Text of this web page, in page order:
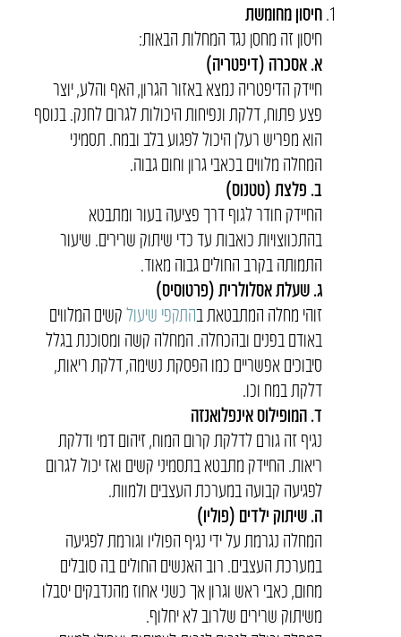
חיסון מחומשת
חיסון זה מחסן נגד המחלות הבאות:
א. אסכרה (דיפטריה)
חיידק הדיפטריה נמצא באזור הגרון, האף והלע, יוצר
פצע פתוח, דלקת ונפיחות היכולות לגרום לחנק. בנוסף
הוא מפריש רעלן היכול לפגוע בלב ובמח. תסמיני
המחלה מלווים בכאבי גרון וחום גבוה.
ב. פלצת (טטנוס)
החיידק חודר לגוף דרך פציעה בעור ומתבטא
בהתכווצויות כואבות עד כדי שיתוק שרירים. שיעור
התמותה בקרב החולים גבוה מאוד.
ג. שעלת אסלולרית (פרטוסיס)
זוהי מחלה המתבטאת בהתקפי שיעולקשים המלווים
באודם בפנים ובהכחלה. המחלה קשה ומסוכנת בגלל
סיבוכים אפשריים כמו הפסקת נשימה, דלקת ריאות,
דלקת במח וכו.
ד. המופילוס אינפלואנזה
נגיף זה גורם לדלקת קרום המוח, זיהום דמי ודלקת
ריאות. החיידק מתבטא בתסמיני קשים ואז יכול לגרום
לפגיעה קבועה במערכת העצבים ולמוות.
ה. שיתוק ילדים (פוליו)
המחלה נגרמת על ידי נגיף הפוליו וגורמת לפגיעה
במערכת העצבים. רוב האנשים החולים בה סובלים
מחום, כאבי ראש וגרון אך כשני אחוז מהנדבקים יסבלו
משיתוק שרירים שלרוב לא יחלוף.